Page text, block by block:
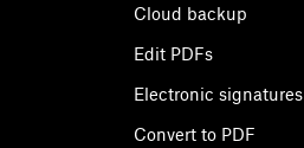
Cloud backup
Edit PDFs
Electronic signatures
Convert to PDF